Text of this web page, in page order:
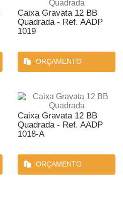
Caixa Gravata 12 BB
Quadrada - Ref. AADP
1019
ORÇAMENTO
Caixa Gravata 12 BB
Quadrada - Ref. AADP
1018-A
ORÇAMENTO